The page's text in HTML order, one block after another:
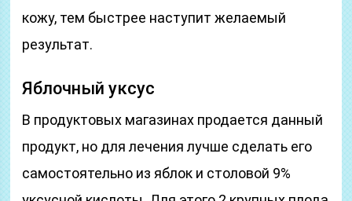
кожу, тем быстрее наступит желаемый
результат.
Яблочный уксус
В продуктовых магазинах продается данный
продукт, но для лечения лучше сделать его
самостоятельно из яблок и столовой 9%